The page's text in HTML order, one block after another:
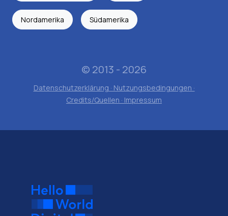
Nordamerika Südamerika
© 2013 - 2026
Datenschutzerklärung · Nutzungsbedingungen ·
Credits/Quellen · Impressum